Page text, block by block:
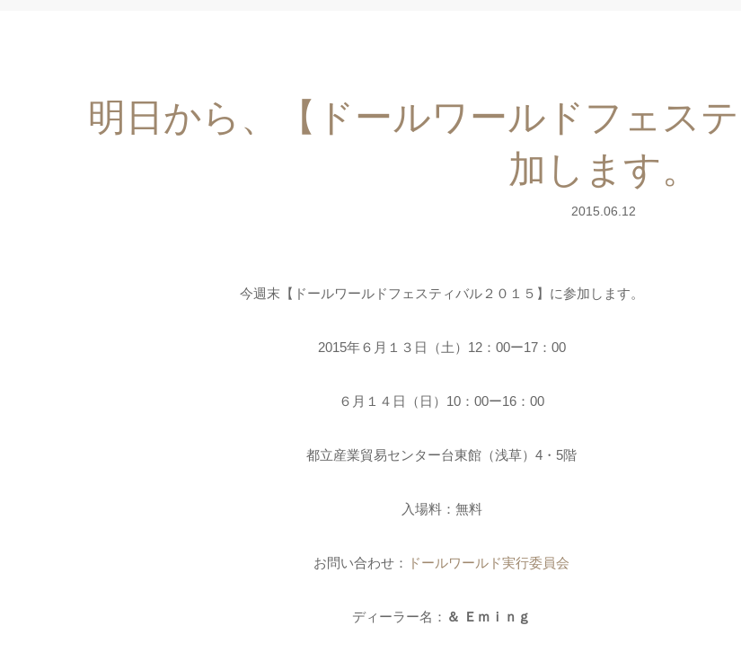
明日から、【ドールワールドフェス
加します。
2015.06.12
今週末【ドールワールドフェスティバル２０１５】に参加します。
2015年６月１３日（土）12：00ー17：00
６月１４日（日）10：00ー16：00
都立産業貿易センター台東館（浅草）4・5階
入場料：無料
お問い合わせ： ドールワールド実行委員会
ディーラー名： ＆ Ｅｍｉｎｇ